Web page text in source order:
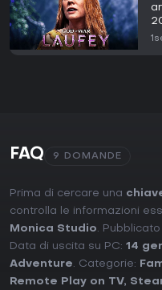
FAQ 9 DOMANDE
Prima di cercare una
controlla le informazioni
Monica Studio.
Data di uscita su PC: 14
Adventure. Categorie:
Remote Play on TV,